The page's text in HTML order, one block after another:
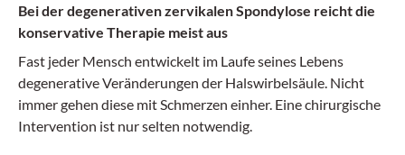
Bei der degenerativen zervikalen Spondylose reicht die
konservative Therapie meist aus
Fast jeder Mensch entwickelt im Laufe seines Lebens
degenerative Veränderungen der Halswirbelsäule. Nicht
immer gehen diese mit Schmerzen einher. Eine chirurgische
Intervention ist nur selten notwendig.